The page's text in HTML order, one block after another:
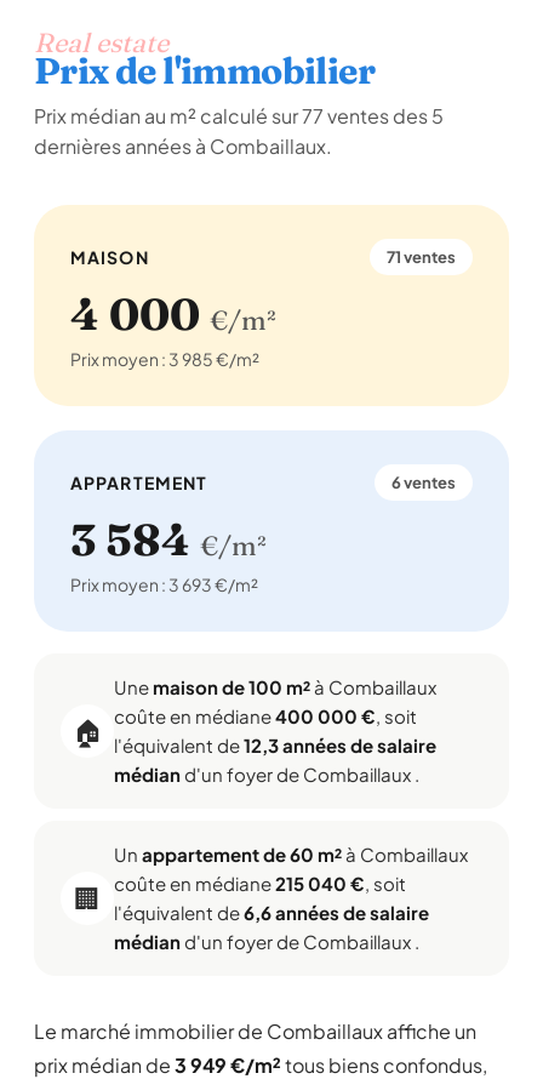
Real estate
Prix de l'immobilier
Prix médian au m² calculé sur 77 ventes des 5
dernières années à Combaillaux.
MAISON 71 ventes
4 000 €/m²
Prix moyen : 3 985 €/m²
APPARTEMENT 6 ventes
3 584 €/m²
Prix moyen : 3 693 €/m²
🏠
Une maison de 100 m² à Combaillaux
coûte en médiane400 000 €, soit
l'équivalent de12,3 années de salaire
médiand'un foyer de Combaillaux .
🏢
Un appartement de 60 m² à Combaillaux
coûte en médiane215 040 €, soit
l'équivalent de6,6 années de salaire
médiand'un foyer de Combaillaux .
Le marché immobilier de Combaillaux affiche un
prix médian de3 949 €/m²tous biens confondus,